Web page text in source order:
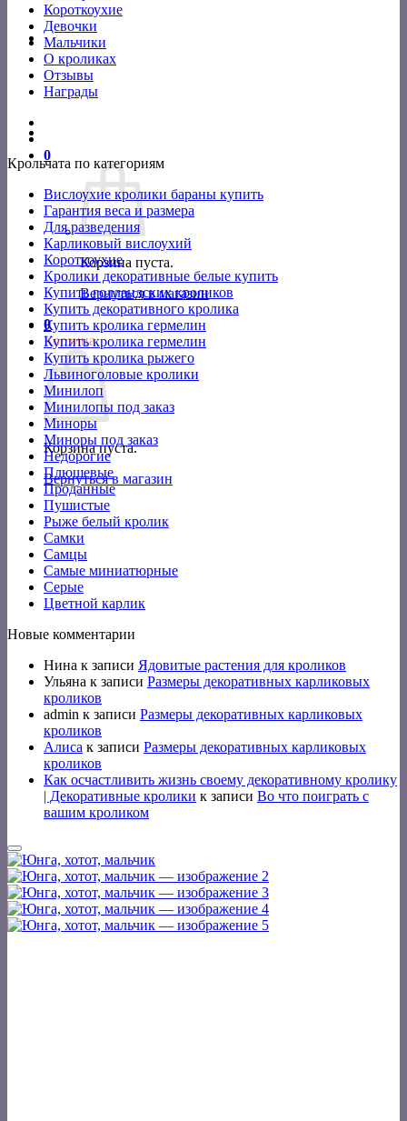
Короткоухие
Девочки
Мальчики
О кроликах
Отзывы
Награды
0
Корзина пуста.
Вернуться в магазин
0
Корзина
Корзина пуста.
Вернуться в магазин
Крольчата по категориям
Вислоухие кролики бараны купить
Гарантия веса и размера
Для разведения
Карликовый вислоухий
Короткоухие
Кролики декоративные белые купить
Купить голландских кроликов
Купить декоративного кролика
Купить кролика гермелин
Купить кролика гермелин
Купить кролика рыжего
Львиноголовые кролики
Минилоп
Минилопы под заказ
Миноры
Миноры под заказ
Недорогие
Плюшевые
Проданные
Пушистые
Рыже белый кролик
Самки
Самцы
Самые миниатюрные
Серые
Цветной карлик
Новые комментарии
Нина к записи Ядовитые растения для кроликов
Ульяна к записи Размеры декоративных карликовых
кроликов
admin к записи Размеры декоративных карликовых
кроликов
Алиса к записи Размеры декоративных карликовых
кроликов
Как осчастливить жизнь своему декоративному кролику
| Декоративные кролики к записи Во что поиграть с
вашим кроликом